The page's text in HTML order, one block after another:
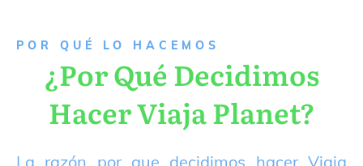
P OR QUÉ LO HACEMOS
¿Por Qué Decidimos
Hacer Viaja Planet?
La razón por que decidimos hacer Viaja